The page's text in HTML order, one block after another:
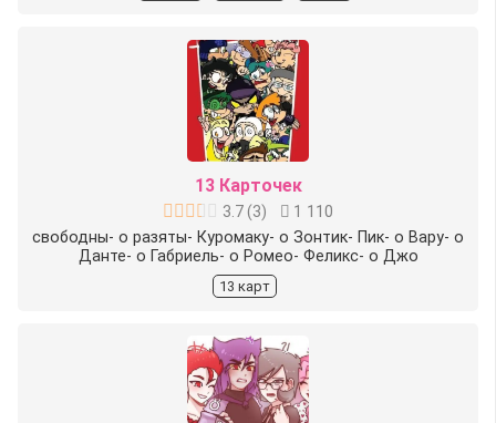
13 Карточек
3.7(3)
1 110
свободны- o разяты- Куромаку- o Зонтик- Пик- o Вару- o
Данте- o Габриель- o Ромео- Феликс- o Джо
13 карт